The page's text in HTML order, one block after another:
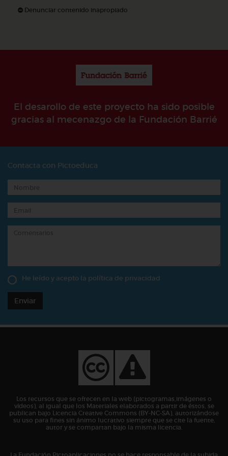
Denunciar contenido inapropiado
El desarollo de este proyecto ha sido posible
gracias al mecenazgo de la Fundación Barrié
Contacta con Pictoeduca
He leído y acepto la política de privacidad
Enviar
Los recursos que se ofrecen en la web (pictogramas,imágenes o
vídeos), al igual que los Materiales elaborados a partir de éstos, se
publican bajo Licencia Creative Commons (BY-NC-SA), autorizándose
su uso para fines sin ánimo lucrativo siempre que se cite la fuente,
autor y se compartan bajo la misma licencia.